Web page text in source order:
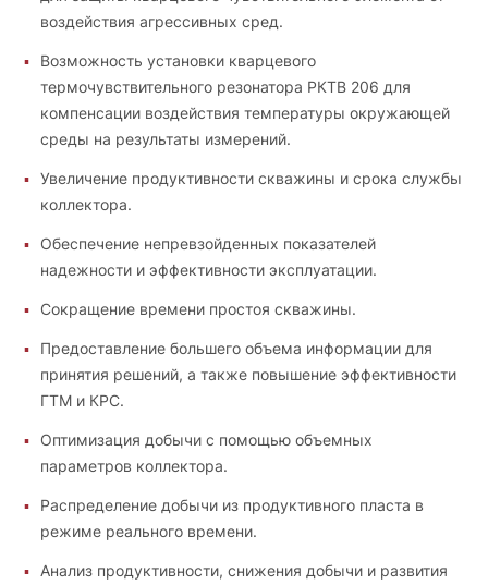
воздействия агрессивных сред.
Возможность установки кварцевого
термочувствительного резонатора РКТВ 206 для
компенсации воздействия температуры окружающей
среды на результаты измерений.
Увеличение продуктивности скважины и срока службы
коллектора.
Обеспечение непревзойденных показателей
надежности и эффективности эксплуатации.
Сокращение времени простоя скважины.
Предоставление большего объема информации для
принятия решений, а также повышение эффективности
ГТМ и КРС.
Оптимизация добычи с помощью объемных
параметров коллектора.
Распределение добычи из продуктивного пласта в
режиме реального времени.
Анализ продуктивности, снижения добычи и развития